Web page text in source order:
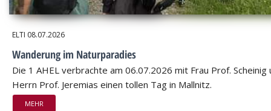
ELTI 08.07.2026
Wanderung im Naturparadies
Die 1 AHEL verbrachte am 06.07.2026 mit Frau Prof. Scheinig
Herrn Prof. Jeremias einen tollen Tag in Mallnitz.
MEHR